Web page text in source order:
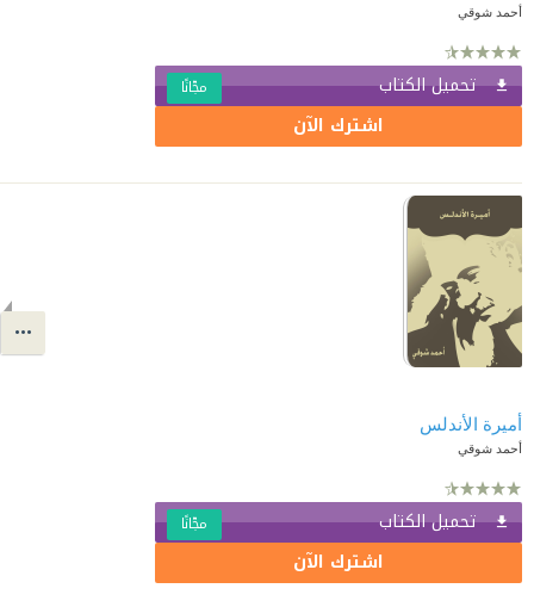
أحمد شوقي
تحميل الكتاب مجّانًا
اشترك الآن
أميرة الأندلس
أحمد شوقي
تحميل الكتاب مجّانًا
اشترك الآن